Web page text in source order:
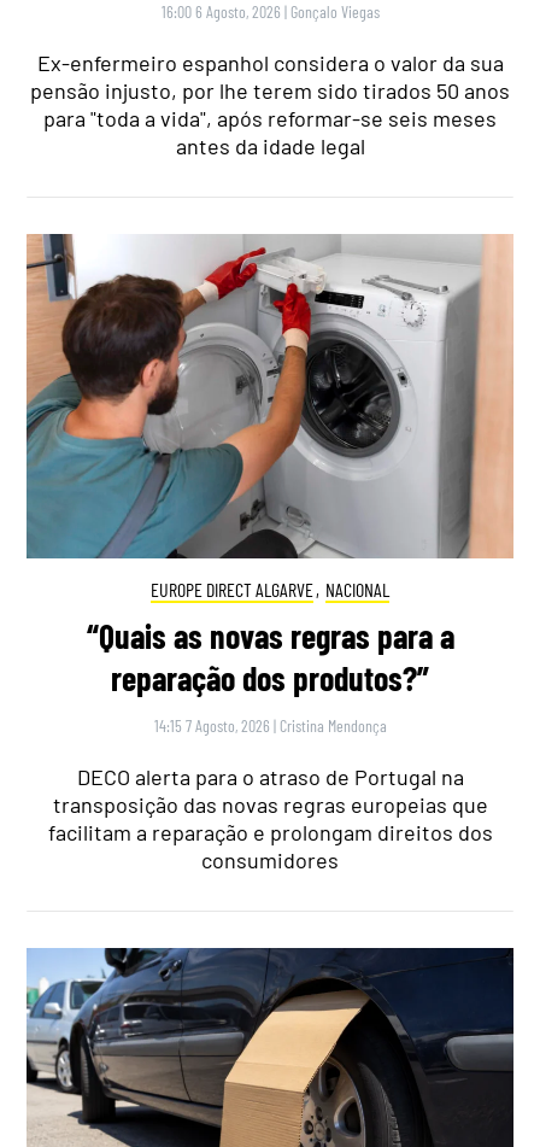
16:00 6 Agosto, 2026 | Gonçalo Viegas
Ex-enfermeiro espanhol considera o valor da sua
pensão injusto, por lhe terem sido tirados 50 anos
para "toda a vida", após reformar-se seis meses
antes da idade legal
EUROPE DIRECT ALGARVE, NACIONAL
“Quais as novas regras para a
reparação dos produtos?”
14:15 7 Agosto, 2026 | Cristina Mendonça
DECO alerta para o atraso de Portugal na
transposição das novas regras europeias que
facilitam a reparação e prolongam direitos dos
consumidores